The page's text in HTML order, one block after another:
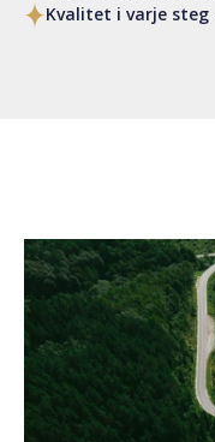
Kvalitet i varje